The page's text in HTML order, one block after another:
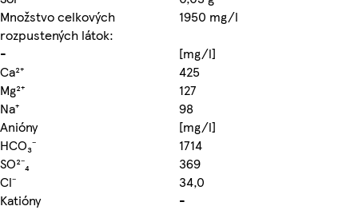
Množstvo celkových
rozpustených látok:
1950 mg/l
-
[mg/l]
Ca²⁺
425
Mg²⁺
127
Na⁺
98
Anióny
[mg/l]
HCO₃⁻
1714
SO²⁻₄
369
Cl⁻
34,0
Katióny
-